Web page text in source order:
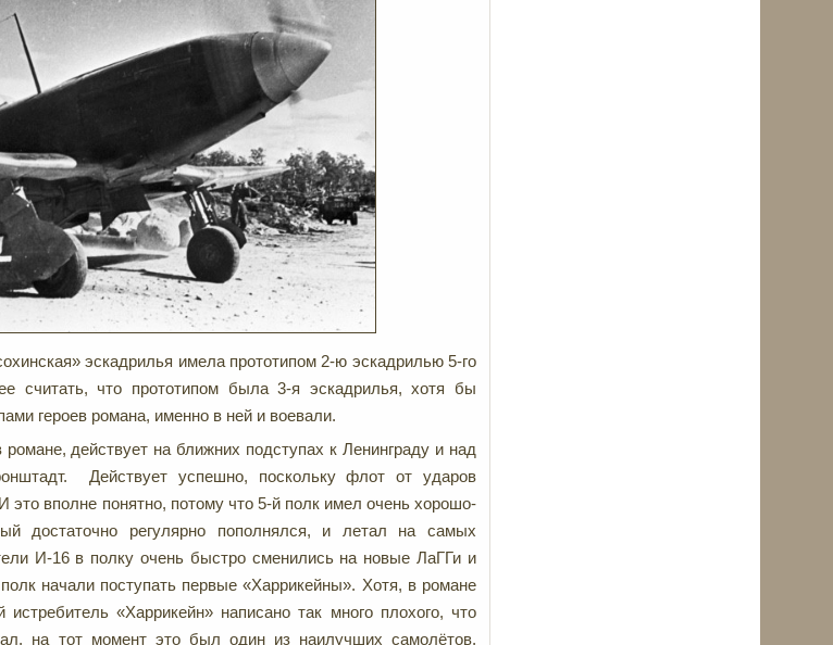
эскадрилья имела прототипом 2-ю эскадрилью 5-го
считать, что прототипом была 3-я эскадрилья, хотя бы
героев романа, именно в ней и воевали.
действует на ближних подступах к Ленинграду и над
Действует успешно, поскольку флот от ударов
это вполне понятно, потому что 5-й полк имел очень хорошо-
достаточно регулярно пополнялся, и летал на самых
И-16 в полку очень быстро сменились на новые ЛаГГи и
начали поступать первые «Харрикейны». Хотя, в романе
истребитель «Харрикейн» написано так много плохого, что
на тот момент это был один из наилучших самолётов,